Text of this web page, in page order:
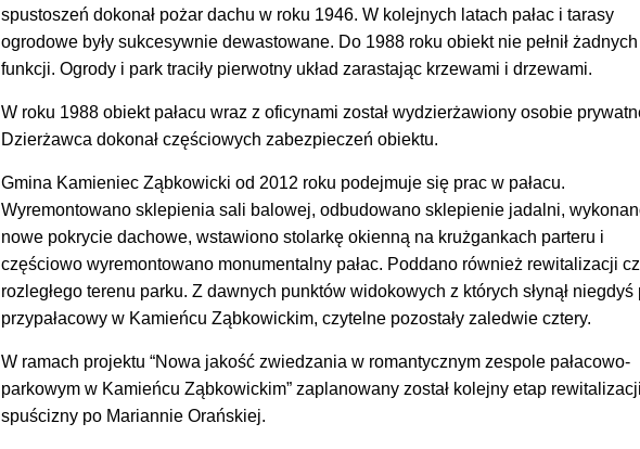
spustoszeń dokonał pożar dachu w roku 1946. W kolejnych latach pałac i tarasy
ogrodowe były sukcesywnie dewastowane. Do 1988 roku obiekt nie pełnił żadnych
funkcji. Ogrody i park traciły pierwotny układ zarastając krzewami i drzewami.
W roku 1988 obiekt pałacu wraz z oficynami został wydzierżawiony osobie
Dzierżawca dokonał częściowych zabezpieczeń obiektu.
Gmina Kamieniec Ząbkowicki od 2012 roku podejmuje się prac w pałacu.
Wyremontowano sklepienia sali balowej, odbudowano sklepienie jadalni,
nowe pokrycie dachowe, wstawiono stolarkę okienną na krużgankach parteru i
częściowo wyremontowano monumentalny pałac. Poddano również rewitalizacji
rozległego terenu parku. Z dawnych punktów widokowych z których słynął niegdyś
przypałacowy w Kamieńcu Ząbkowickim, czytelne pozostały zaledwie cztery.
W ramach projektu “Nowa jakość zwiedzania w romantycznym zespole pałacowo-
parkowym w Kamieńcu Ząbkowickim” zaplanowany został kolejny etap rewitalizacji
spuścizny po Mariannie Orańskiej.